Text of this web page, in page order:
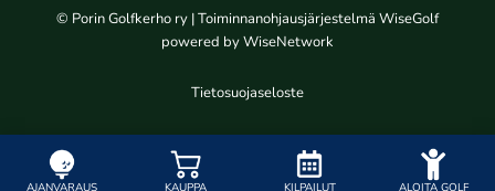
AJANVARAUS KAUPPA KILPAILUT ALOITA GOLF
© Porin Golfkerho ry | Toiminnanohjausjärjestelmä WiseGolf
powered by WiseNetwork
Tietosuojaseloste